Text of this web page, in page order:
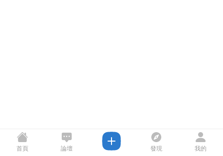
首頁 論壇 發現 我的